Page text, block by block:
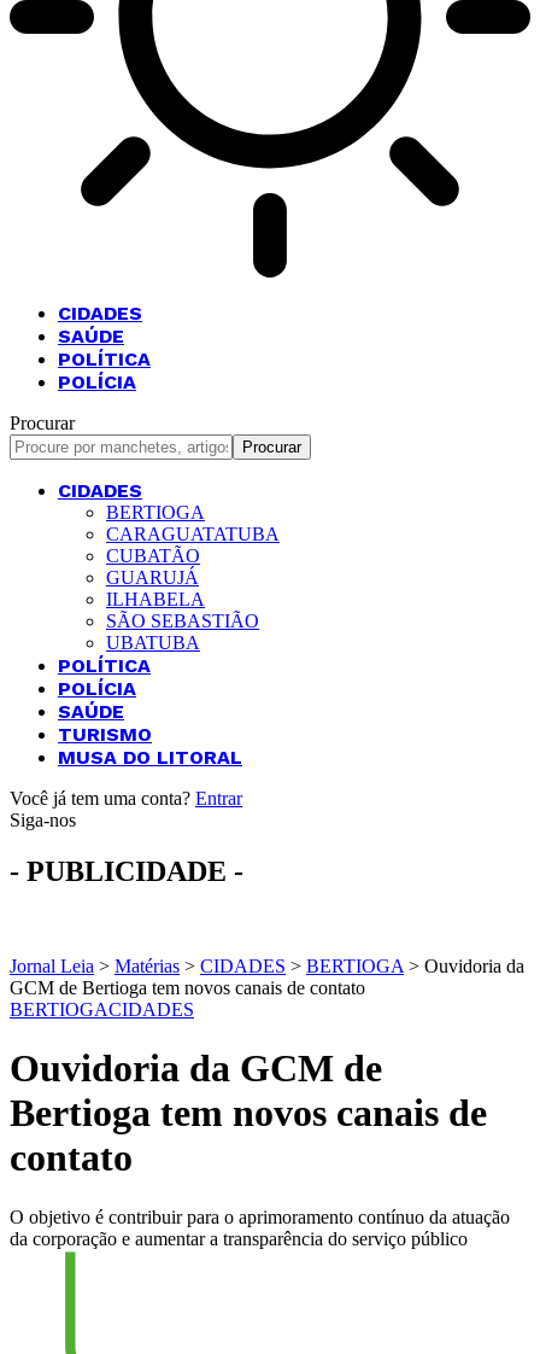
CIDADES
SAÚDE
POLÍTICA
POLÍCIA
Procurar
CIDADES
BERTIOGA
CARAGUATATUBA
CUBATÃO
GUARUJÁ
ILHABELA
SÃO SEBASTIÃO
UBATUBA
POLÍTICA
POLÍCIA
SAÚDE
TURISMO
MUSA DO LITORAL
Você já tem uma conta? Entrar
Siga-nos
- PUBLICIDADE -
Jornal Leia > Matérias > CIDADES > BERTIOGA > Ouvidoria da
GCM de Bertioga tem novos canais de contato
BERTIOGACIDADES
Ouvidoria da GCM de
Bertioga tem novos canais de
contato
O objetivo é contribuir para o aprimoramento contínuo da atuação
da corporação e aumentar a transparência do serviço público